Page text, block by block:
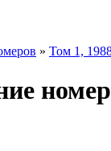
» Том 1,